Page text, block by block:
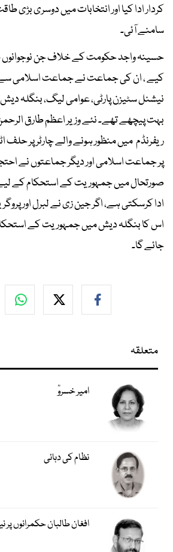
کردار ادا کیا اور انتخابات میں دوسری بڑی
سامنے آئی۔
حسینہ واجد حکومت کے خلاف جن
کیے ، ان کی جماعت نے جماعت اسلامی سے
نیشنل سٹیزن پارٹی، عوامی لیگ، بنگلہ
بہت پیچھے تھے۔ نئے وزیر اعظم طارق
ریفرنڈم میں منظور ہونے والے چارٹر پر حلف
پر جماعت اسلامی اور دیگر جماعتوں نے
صورتحال میں جمہوریت کے استحکام کے
ادا کرسکتی ہے، اگر جین زی نے لبرل اور
اس کا بنگلہ دیش میں جمہوریت کے
جائے گا۔
متعلقہ
امیر خسروؒ
نظام کی دہائی
افغان طالبان حکمرانوں پر